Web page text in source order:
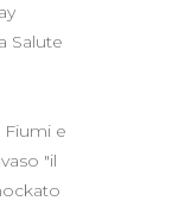
Salute
e
"il